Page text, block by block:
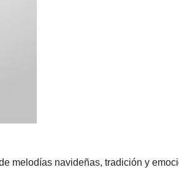
melodías navideñas, tradición y